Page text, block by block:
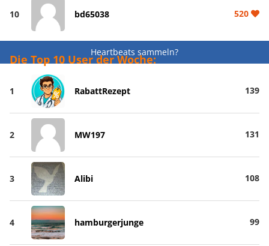
10 bd65038 520
Heartbeats sammeln?
Die Top 10 User der Woche:
1 RabattRezept 139
2 MW197 131
3 Alibi 108
4 hamburgerjunge 99